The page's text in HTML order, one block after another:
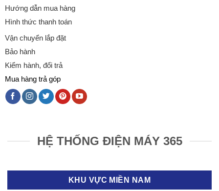
Hướng dẫn mua hàng
Hình thức thanh toán
Vận chuyển lắp đặt
Bảo hành
Kiểm hành, đổi trả
Mua hàng trả góp
HỆ THỐNG ĐIỆN MÁY 365
KHU VỰC MIỀN NAM